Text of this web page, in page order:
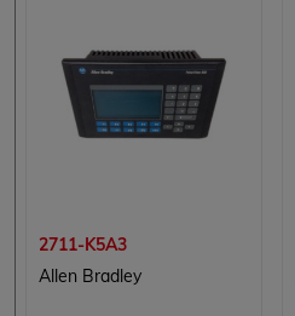
2711-K5A3
Allen Bradley